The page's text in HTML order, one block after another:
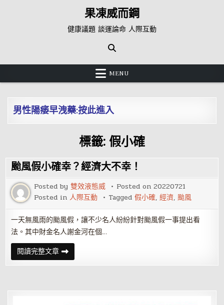
果凍威而鋼
健康議題 談運論命 人際互動
MENU
男性陽痿早洩藥:按此進入
標籤: 假小確
颱風假小確幸？經濟大不幸！
Posted by雙效液態威 Posted on20220721
Posted in人際互動 Tagged假小確,經濟,颱風
一天無風雨的颱風假，讓不少名人紛紛針對颱風假一事提出看
法。其中財金名人謝金河在個…
閱讀完整文章颱
風
假
經